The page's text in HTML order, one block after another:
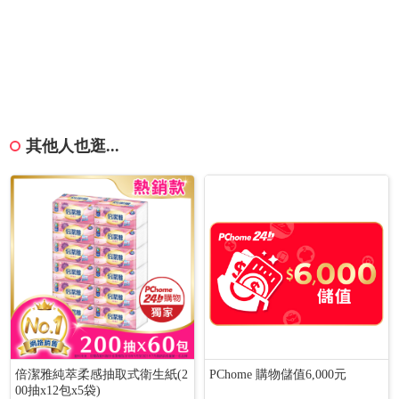
其他人也逛...
倍潔雅純萃柔感抽取式衛生紙(2
00抽x12包x5袋)
PChome 購物儲值6,000元